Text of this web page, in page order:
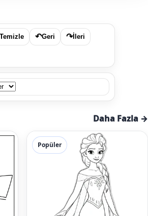
Temizle ↶Geri ↷İleri
Daha Fazla →
Popüler